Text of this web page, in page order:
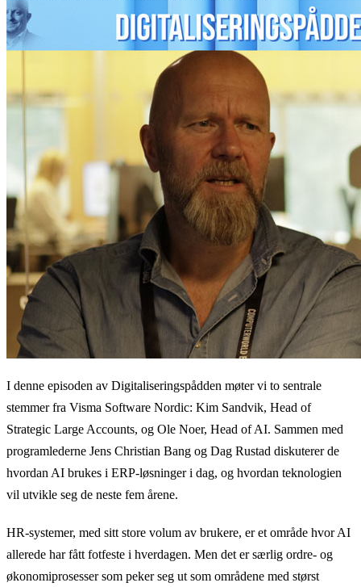
I denne episoden av Digitaliseringspådden møter vi to sentrale
stemmer fra Visma Software Nordic: Kim Sandvik, Head of
Strategic Large Accounts, og Ole Noer, Head of AI. Sammen med
programlederne Jens Christian Bang og Dag Rustad diskuterer de
hvordan AI brukes i ERP-løsninger i dag, og hvordan teknologien
vil utvikle seg de neste fem årene.
HR-systemer, med sitt store volum av brukere, er et område hvor AI
allerede har fått fotfeste i hverdagen. Men det er særlig ordre- og
økonomiprosesser som peker seg ut som områdene med størst